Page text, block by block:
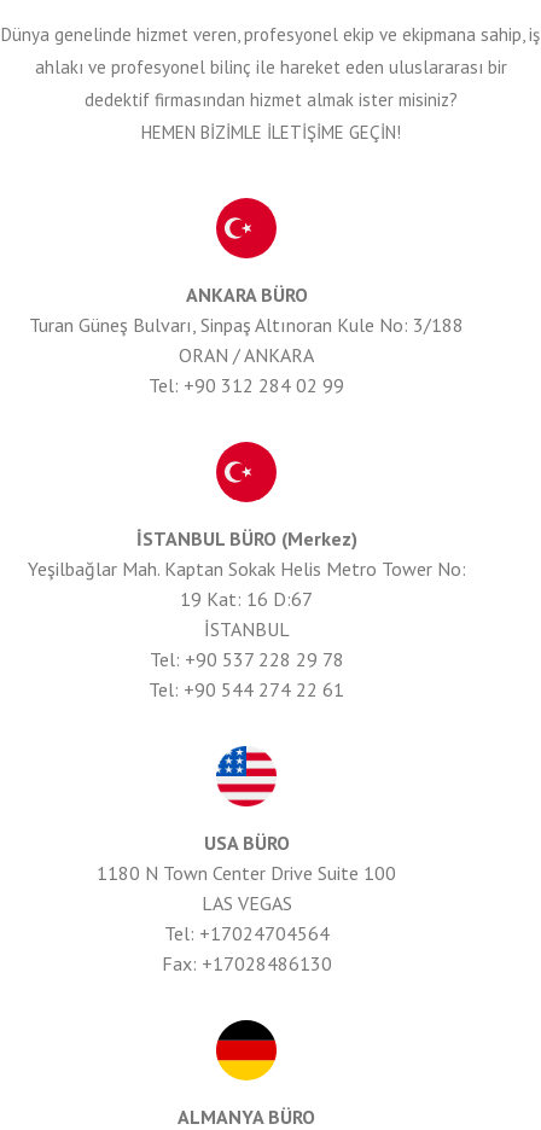
Dünya genelinde hizmet veren, profesyonel ekip ve ekipmana sahip, iş
ahlakı ve profesyonel bilinç ile hareket eden uluslararası bir
dedektif firmasından hizmet almak ister misiniz?
HEMEN BİZİMLE İLETİŞİME GEÇİN!
ANKARA BÜRO
Turan Güneş Bulvarı, Sinpaş Altınoran Kule No: 3/188
ORAN / ANKARA
Tel: +90 312 284 02 99
İSTANBUL BÜRO (Merkez)
Yeşilbağlar Mah. Kaptan Sokak Helis Metro Tower No:
19 Kat: 16 D:67
İSTANBUL
Tel: +90 537 228 29 78
Tel: +90 544 274 22 61
USA BÜRO
1180 N Town Center Drive Suite 100
LAS VEGAS
Tel: +17024704564
Fax: +17028486130
ALMANYA BÜRO